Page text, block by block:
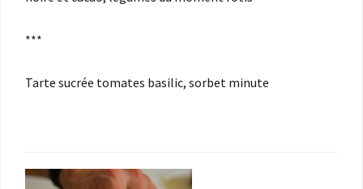
***
Tarte sucrée tomates basilic, sorbet minute